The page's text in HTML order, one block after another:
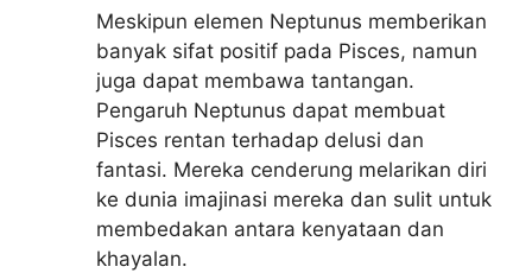
Meskipun elemen Neptunus memberikan
banyak sifat positif pada Pisces, namun
juga dapat membawa tantangan.
Pengaruh Neptunus dapat membuat
Pisces rentan terhadap delusi dan
fantasi. Mereka cenderung melarikan diri
ke dunia imajinasi mereka dan sulit untuk
membedakan antara kenyataan dan
khayalan.